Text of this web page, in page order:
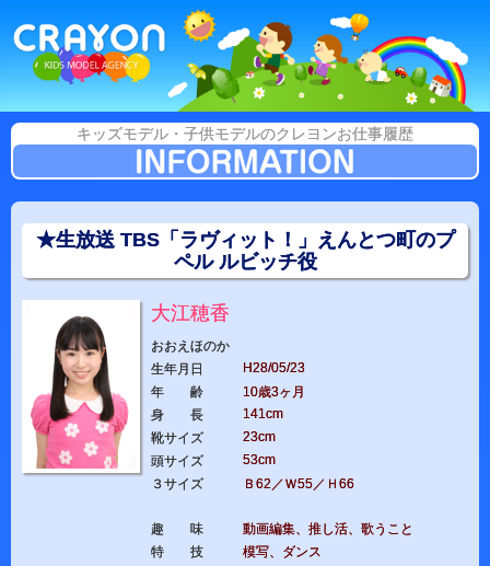
キッズモデル・子供モデルのクレヨンお仕事履歴
★生放送 TBS「ラヴィット！」えんとつ町のプ
ペル ルビッチ役
大江穂香
おおえほのか
生年月日
H28/05/23
年 齢
10歳3ヶ月
身 長
141cm
靴サイズ
23cm
頭サイズ
53cm
３サイズ
Ｂ62／Ｗ55／Ｈ66
趣 味
動画編集、推し活、歌うこと
特 技
模写、ダンス